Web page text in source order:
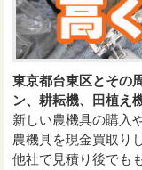
東京都台東区とその
ン、耕耘機、田植え
新しい農機具の購入
農機具を現金買取り
他社で見積り後でも